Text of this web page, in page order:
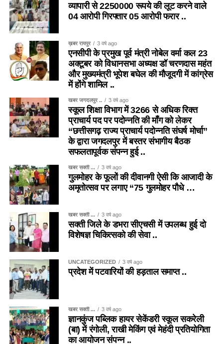
व्यापारी से 2250000 रूपये की लूट करने वाले
04 आरोपी गिरफ्तार 05 आरोपी फरार ..
ख़बर रायपुर 3 वर्ष ago
एनसीपी के प्रमुख पूर्व मंत्री नोबेल वर्मा कल 23
अक्टूबर को विधानसभा अध्यक्ष डॉ चरणदास महंत
और मुख्यमंत्री भूपेश बघेल की मौजूदगी में कांग्रेस
में होंगे शामिल ..
खबर जगदलपुर .. 3 वर्ष ago
स्कूल शिक्षा विभाग में 3266 से अधिक रिक्त
प्राचार्य पद पर पदोन्नति की माँग को लेकर
“छत्तीसगढ़ राज्य प्राचार्य पदोन्नति संघर्ष मोर्चा”
के द्वारा जगदलपुर में बस्तर संभागीय बैठक
सफलतापूर्वक संपन्न हुई ..
खबर सक्ती ... 3 वर्ष ago
गुलमोहर के फूलों की दीवानगी ऐसी कि आजादी के
अमृतोत्सव पर लगाए “75 गुलमोहर पौधे …
खबर सक्ती ... 3 वर्ष ago
सक्ती जिले के डभरा सीएचसी में उपलब्ध हुई दो
विशेषज्ञ चिकित्सको की सेवा ..
UNCATEGORIZED 3 वर्ष ago
प्रदेश में पटवारियों की हड़ताल समाप्त ..
खबर सक्ती ... 3 वर्ष ago
ज्ञानकुंज पब्लिक हायर सेकेंडरी स्कूल सकरेली
(बा) में रंगोली, राखी मेकिंग एवं मेहंदी प्रतियोगिता
का आयोजन संपन्न ..